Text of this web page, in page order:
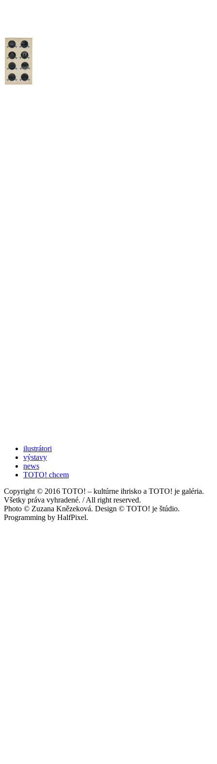
ilustrátori
výstavy
news
TOTO! chcem
Copyright © 2016 TOTO! – kultúrne ihrisko a TOTO! je galéria.
Všetky práva vyhradené. / All right reserved.
Photo © Zuzana Knězeková. Design © TOTO! je štúdio.
Programming by HalfPixel.